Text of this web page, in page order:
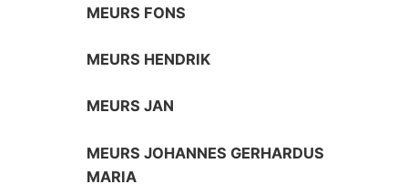
MEURS FONS
MEURS HENDRIK
MEURS JAN
MEURS JOHANNES GERHARDUS
MARIA